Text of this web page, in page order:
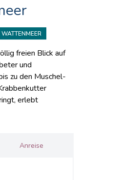
WATTENMEER
freien Blick auf
und
zu den Muschel-
erlebt
Anreise